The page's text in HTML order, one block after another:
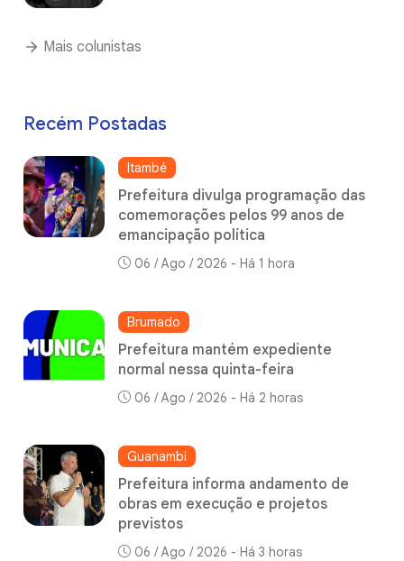
Mais colunistas
Recém Postadas
Itambé
Prefeitura divulga programação das
comemorações pelos 99 anos de
emancipação política
06 / Ago / 2026 - Há 1 hora
Brumado
Prefeitura mantém expediente
normal nessa quinta-feira
06 / Ago / 2026 - Há 2 horas
Guanambi
Prefeitura informa andamento de
obras em execução e projetos
previstos
06 / Ago / 2026 - Há 3 horas